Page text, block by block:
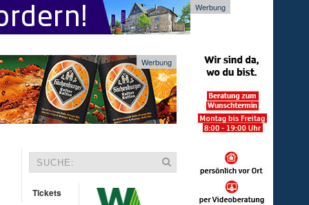
Werbung
Werbung
Tickets